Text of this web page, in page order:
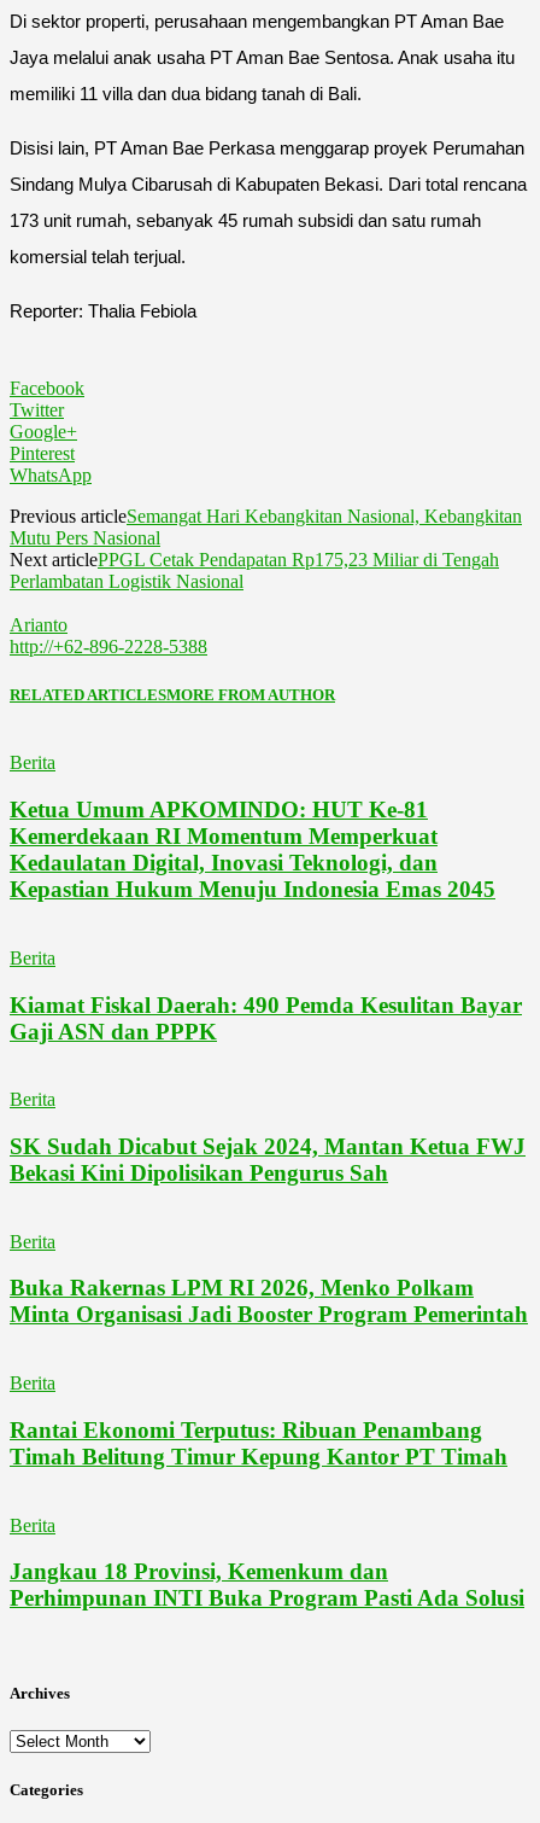
Di sektor properti, perusahaan mengembangkan PT Aman Bae
Jaya melalui anak usaha PT Aman Bae Sentosa. Anak usaha itu
memiliki 11 villa dan dua bidang tanah di Bali.
Disisi lain, PT Aman Bae Perkasa menggarap proyek Perumahan
Sindang Mulya Cibarusah di Kabupaten Bekasi. Dari total rencana
173 unit rumah, sebanyak 45 rumah subsidi dan satu rumah
komersial telah terjual.
Reporter: Thalia Febiola
Facebook
Twitter
Google+
Pinterest
WhatsApp
Previous articleSemangat Hari Kebangkitan Nasional, Kebangkitan
Mutu Pers Nasional
Next articlePPGL Cetak Pendapatan Rp175,23 Miliar di Tengah
Perlambatan Logistik Nasional
Arianto
http://+62-896-2228-5388
RELATED ARTICLESMORE FROM AUTHOR
Berita
Ketua Umum APKOMINDO: HUT Ke-81
Kemerdekaan RI Momentum Memperkuat
Kedaulatan Digital, Inovasi Teknologi, dan
Kepastian Hukum Menuju Indonesia Emas 2045
Berita
Kiamat Fiskal Daerah: 490 Pemda Kesulitan Bayar
Gaji ASN dan PPPK
Berita
SK Sudah Dicabut Sejak 2024, Mantan Ketua FWJ
Bekasi Kini Dipolisikan Pengurus Sah
Berita
Buka Rakernas LPM RI 2026, Menko Polkam
Minta Organisasi Jadi Booster Program Pemerintah
Berita
Rantai Ekonomi Terputus: Ribuan Penambang
Timah Belitung Timur Kepung Kantor PT Timah
Berita
Jangkau 18 Provinsi, Kemenkum dan
Perhimpunan INTI Buka Program Pasti Ada Solusi
Archives
Archives
Categories